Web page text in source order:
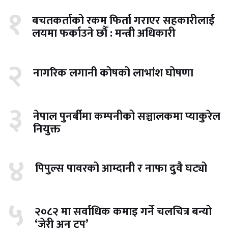
१ बचतकर्ताको रकम फिर्ता गराएर सहकारीलाई
लयमा फर्काउने छौँ : मन्त्री अधिकारी
२ नागरिक लगानी कोषको लाभांश घोषणा
३ नेपाल पुनर्बीमा कम्पनीको सञ्चालकमा प्याकुरेल
नियुक्त
४ पिपुल्स पावरको आम्दानी र नाफा दुवै घट्यो
५ २०८२ मा सर्वाधिक कमाइ गर्ने चलचित्र बन्यो
‘जेरी अन टप’